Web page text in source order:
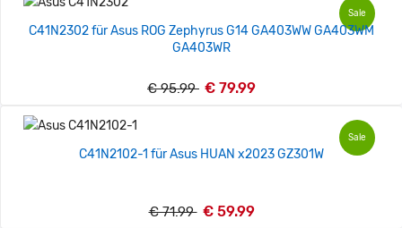
Sale
C41N2302 für Asus ROG Zephyrus G14 GA403WW GA403WM
GA403WR
€ 95.99 € 79.99
Sale
C41N2102-1 für Asus HUAN x2023 GZ301W
€ 71.99 € 59.99